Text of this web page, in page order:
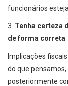
funcionários
3. Tenha certeza
de forma correta
Implicações
do que
posteriormente